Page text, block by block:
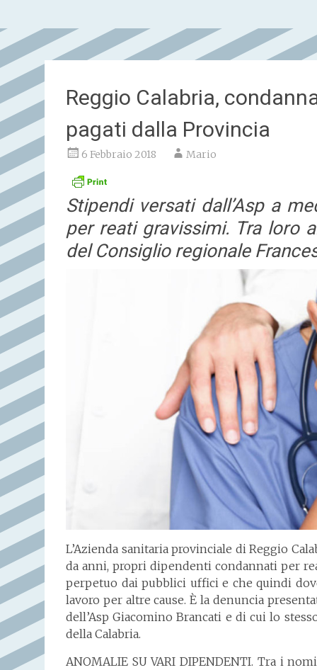
Reggio Calabria,
pagati dalla Provincia
6 Febbraio 2018 Mario
Stipendi versati dall’Asp a
per reati gravissimi. Tra loro
del Consiglio regionale
L’Azienda sanitaria provinciale di Reggio
da anni, propri dipendenti condannati per
perpetuo dai pubblici uffici e che quindi
lavoro per altre cause. È la denuncia
dell’Asp Giacomino Brancati e di cui lo
della Calabria.
ANOMALIE SU VARI DIPENDENTI. Tra i